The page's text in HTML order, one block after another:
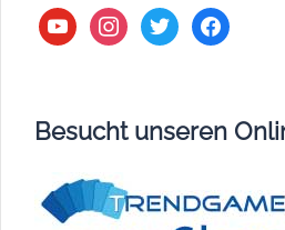
youtubeinstagram
twitter facebook
Besucht unseren